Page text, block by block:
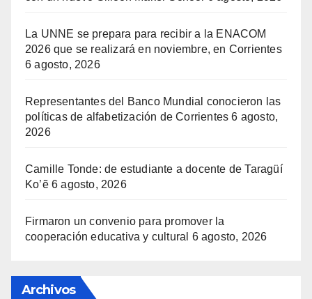
La UNNE se prepara para recibir a la ENACOM
2026 que se realizará en noviembre, en Corrientes
6 agosto, 2026
Representantes del Banco Mundial conocieron las
políticas de alfabetización de Corrientes 6 agosto,
2026
Camille Tonde: de estudiante a docente de Taragüí
Ko’ẽ 6 agosto, 2026
Firmaron un convenio para promover la
cooperación educativa y cultural 6 agosto, 2026
Archivos